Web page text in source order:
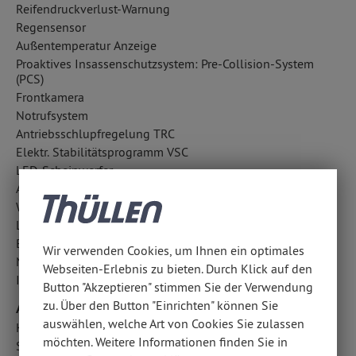
Reifendruckverlust-Warnung
Regensensor
Außentemperatur Anzeige
Proaktives Insassenschutzsystem: Pre-Collision-System
(PCS)
Frontkamera
Notrufsystem
Antriebsschlupfregelung TRC
Elektr. Stabilitätsprogramm VSC
LED-Scheinwerfer
Aufmerksamkeitsassistent
Wegfahrsperre
LED-Nebelscheinwerfer
Berganfahrassistent
Notbremsassistent
ISOFIX Kindersitzbefestigung
Airbags
Kopfairbag vorn und hinten
Seitenairbag vorn
Wir verwenden Cookies, um Ihnen ein optimales
Webseiten-Erlebnis zu bieten. Durch Klick auf den
Button "Akzeptieren" stimmen Sie der Verwendung
zu. Über den Button "Einrichten" können Sie
auswählen, welche Art von Cookies Sie zulassen
möchten. Weitere Informationen finden Sie in